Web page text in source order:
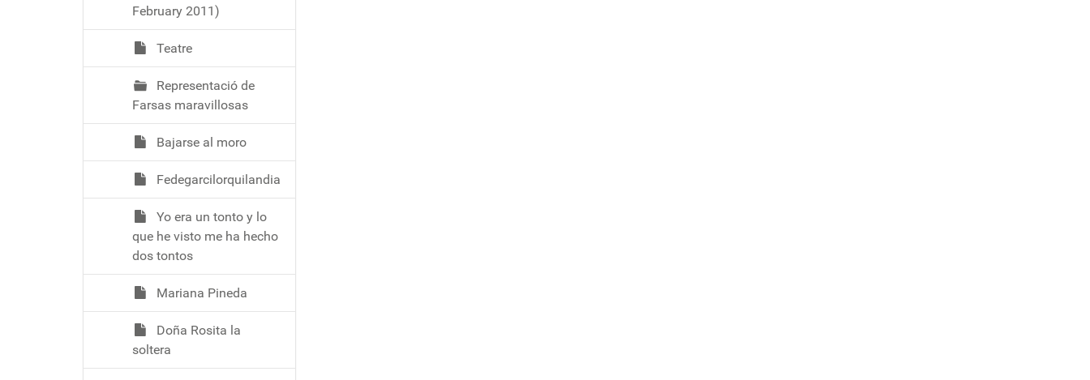
February 2011)
Teatre
Representació de
Farsas maravillosas
Bajarse al moro
Fedegarcilorquilandia
Yo era un tonto y lo
que he visto me ha hecho
dos tontos
Mariana Pineda
Doña Rosita la
soltera